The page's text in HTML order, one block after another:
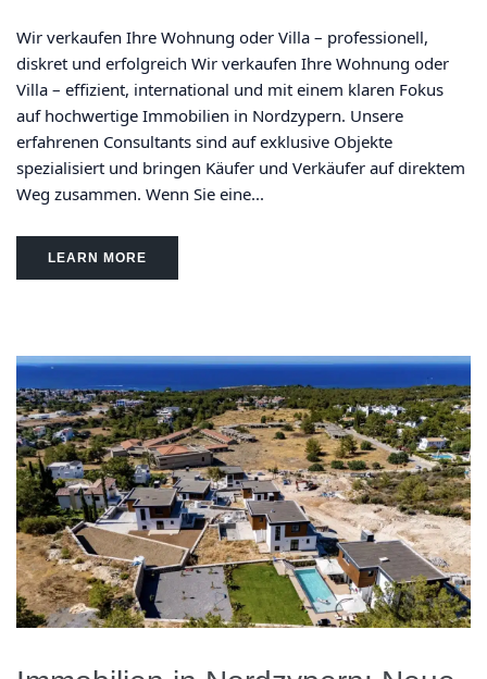
Wir verkaufen Ihre Wohnung oder Villa – professionell,
diskret und erfolgreich Wir verkaufen Ihre Wohnung oder
Villa – effizient, international und mit einem klaren Fokus
auf hochwertige Immobilien in Nordzypern. Unsere
erfahrenen Consultants sind auf exklusive Objekte
spezialisiert und bringen Käufer und Verkäufer auf direktem
Weg zusammen. Wenn Sie eine...
LEARN MORE